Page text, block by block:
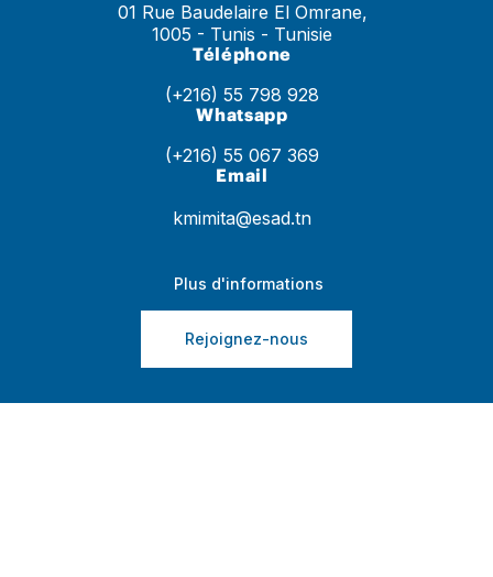
01 Rue Baudelaire El Omrane,
1005 - Tunis - Tunisie
Téléphone
(+216) 55 798 928
Whatsapp
(+216) 55 067 369
Email
kmimita@esad.tn
Plus d'informations
Rejoignez-nous